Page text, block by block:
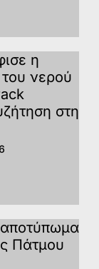
η
νερού
στη
Πάτμoυ